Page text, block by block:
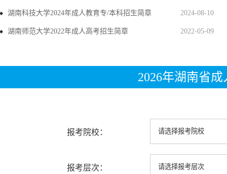
2024-08-10
湖南科技大学2024年成人教育专/本科招生简章
2022-05-09
湖南师范大学2022年成人高考招生简章
2026年湖南省
报考院校：
报考层次：